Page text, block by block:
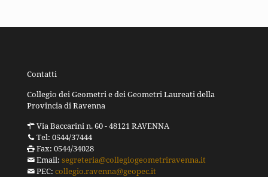
Contatti
Collegio dei Geometri e dei Geometri Laureati della
Provincia di Ravenna
Via Baccarini n. 60 - 48121 RAVENNA
Tel: 0544/37444
Fax: 0544/34028
Email: segreteria@collegiogeometriravenna.it
PEC: collegio.ravenna@geopec.it